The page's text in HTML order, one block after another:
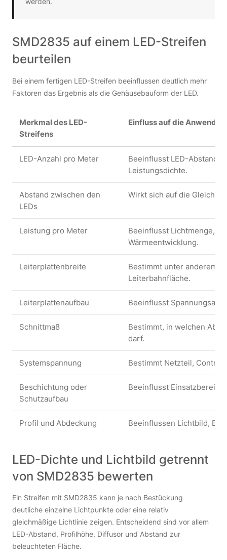
SMD2835 auf einem LED-Streifen
beurteilen
Bei einem fertigen LED-Streifen beeinflussen deutlich mehr
Faktoren das Ergebnis als die Gehäusebauform der LED.
Merkmal des LED-
Streifens
Einfluss auf die
LED-Anzahl pro Meter
Beeinflusst LED-Abstand,
Leistungsdichte.
Abstand zwischen den
LEDs
Wirkt sich auf die
Leistung pro Meter
Beeinflusst Lichtmenge,
Wärmeentwicklung.
Leiterplattenbreite
Bestimmt unter anderem
Leiterbahnfläche.
Leiterplattenaufbau Beeinflusst
Schnittmaß
Bestimmt, in welchen
darf.
Systemspannung Bestimmt Netzteil,
Beschichtung oder
Schutzaufbau
Beeinflusst
Profil und Abdeckung Beeinflussen Lichtbild,
LED-Dichte und Lichtbild getrennt
von SMD2835 bewerten
Ein Streifen mit SMD2835 kann je nach Bestückung
deutliche einzelne Lichtpunkte oder eine relativ
gleichmäßige Lichtlinie zeigen. Entscheidend sind vor allem
LED-Abstand, Profilhöhe, Diffusor und Abstand zur
beleuchteten Fläche.